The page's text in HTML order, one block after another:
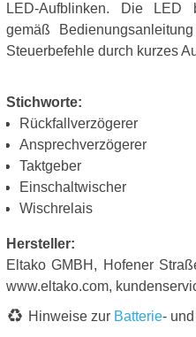
LED-Aufblinken. Die LED
gemäß
Steuerbefehle durch kurzes
Stichworte:
Rückfallverzögerer
Ansprechverzögerer
Taktgeber
Einschaltwischer
Wischrelais
Hersteller:
Eltako GMBH, Hofener
www.eltako.com,
Hinweise zur Batterie- und